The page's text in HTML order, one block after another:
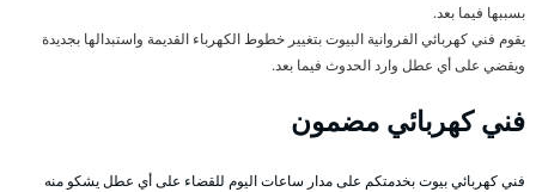
بسببها فيما بعد.
يقوم فني كهربائي الفروانية البيوت بتغيير خطوط الكهرباء القديمة واستبدالها بجديدة
ويقضي على أي عطل وارد الحدوث فيما بعد.
فني كهربائي مضمون
فني كهربائي بيوت بخدمتكم على مدار ساعات اليوم للقضاء على أي عطل يشكو منه